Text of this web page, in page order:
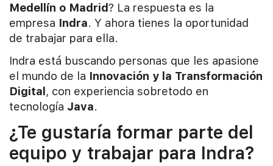
Medellín o Madrid? La respuesta es la
empresa Indra. Y ahora tienes la oportunidad
de trabajar para ella.
Indra está buscando personas que les apasione
el mundo de la Innovación y la Transformación
Digital , con experiencia sobretodo en
tecnología Java.
¿Te gustaría formar parte del
equipo y trabajar para Indra?